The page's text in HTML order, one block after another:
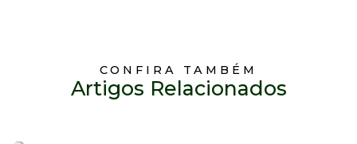
CONFIRA TAMBÉM
Artigos Relacionados